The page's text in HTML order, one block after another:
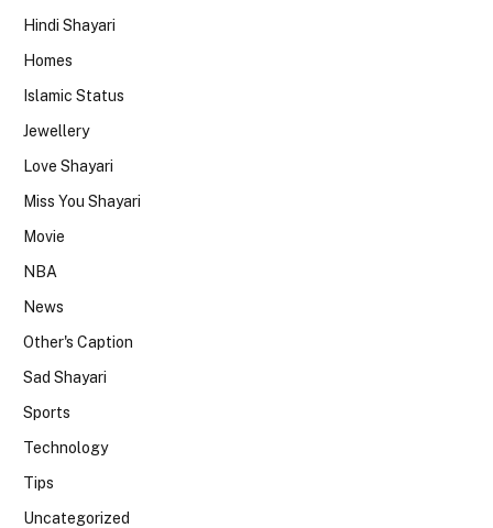
Hindi Shayari
Homes
Islamic Status
Jewellery
Love Shayari
Miss You Shayari
Movie
NBA
News
Other's Caption
Sad Shayari
Sports
Technology
Tips
Uncategorized